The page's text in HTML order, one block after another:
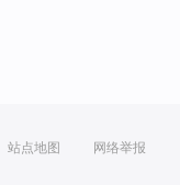
站点地图 网络举报